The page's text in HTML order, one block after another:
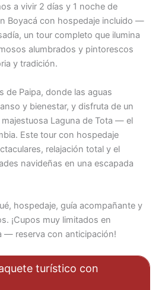
a vivir 2 días y 1 noche de
Boyacá con hospedaje incluido —
un tour completo que ilumina
alumbrados y pintorescos
y tradición.
de Paipa, donde las aguas
y bienestar, y disfruta de un
Laguna de Tota — el
Este tour con hospedaje
relajación total y el
navideñas en una escapada
hospedaje, guía acompañante y
¡Cupos muy limitados en
— reserva con anticipación!
turístico con